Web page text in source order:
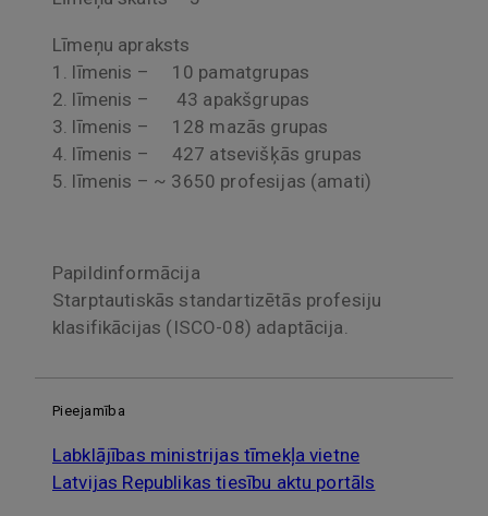
Līmeņu apraksts
1. līmenis – 10 pamatgrupas
2. līmenis – 43 apakšgrupas
3. līmenis – 128 mazās grupas
4. līmenis – 427 atsevišķās grupas
5. līmenis – ~ 3650 profesijas (amati)
Papildinformācija
Starptautiskās standartizētās profesiju
klasifikācijas (ISCO-08) adaptācija.
Pieejamība
Labklājības ministrijas tīmekļa vietne
Latvijas Republikas tiesību aktu portāls